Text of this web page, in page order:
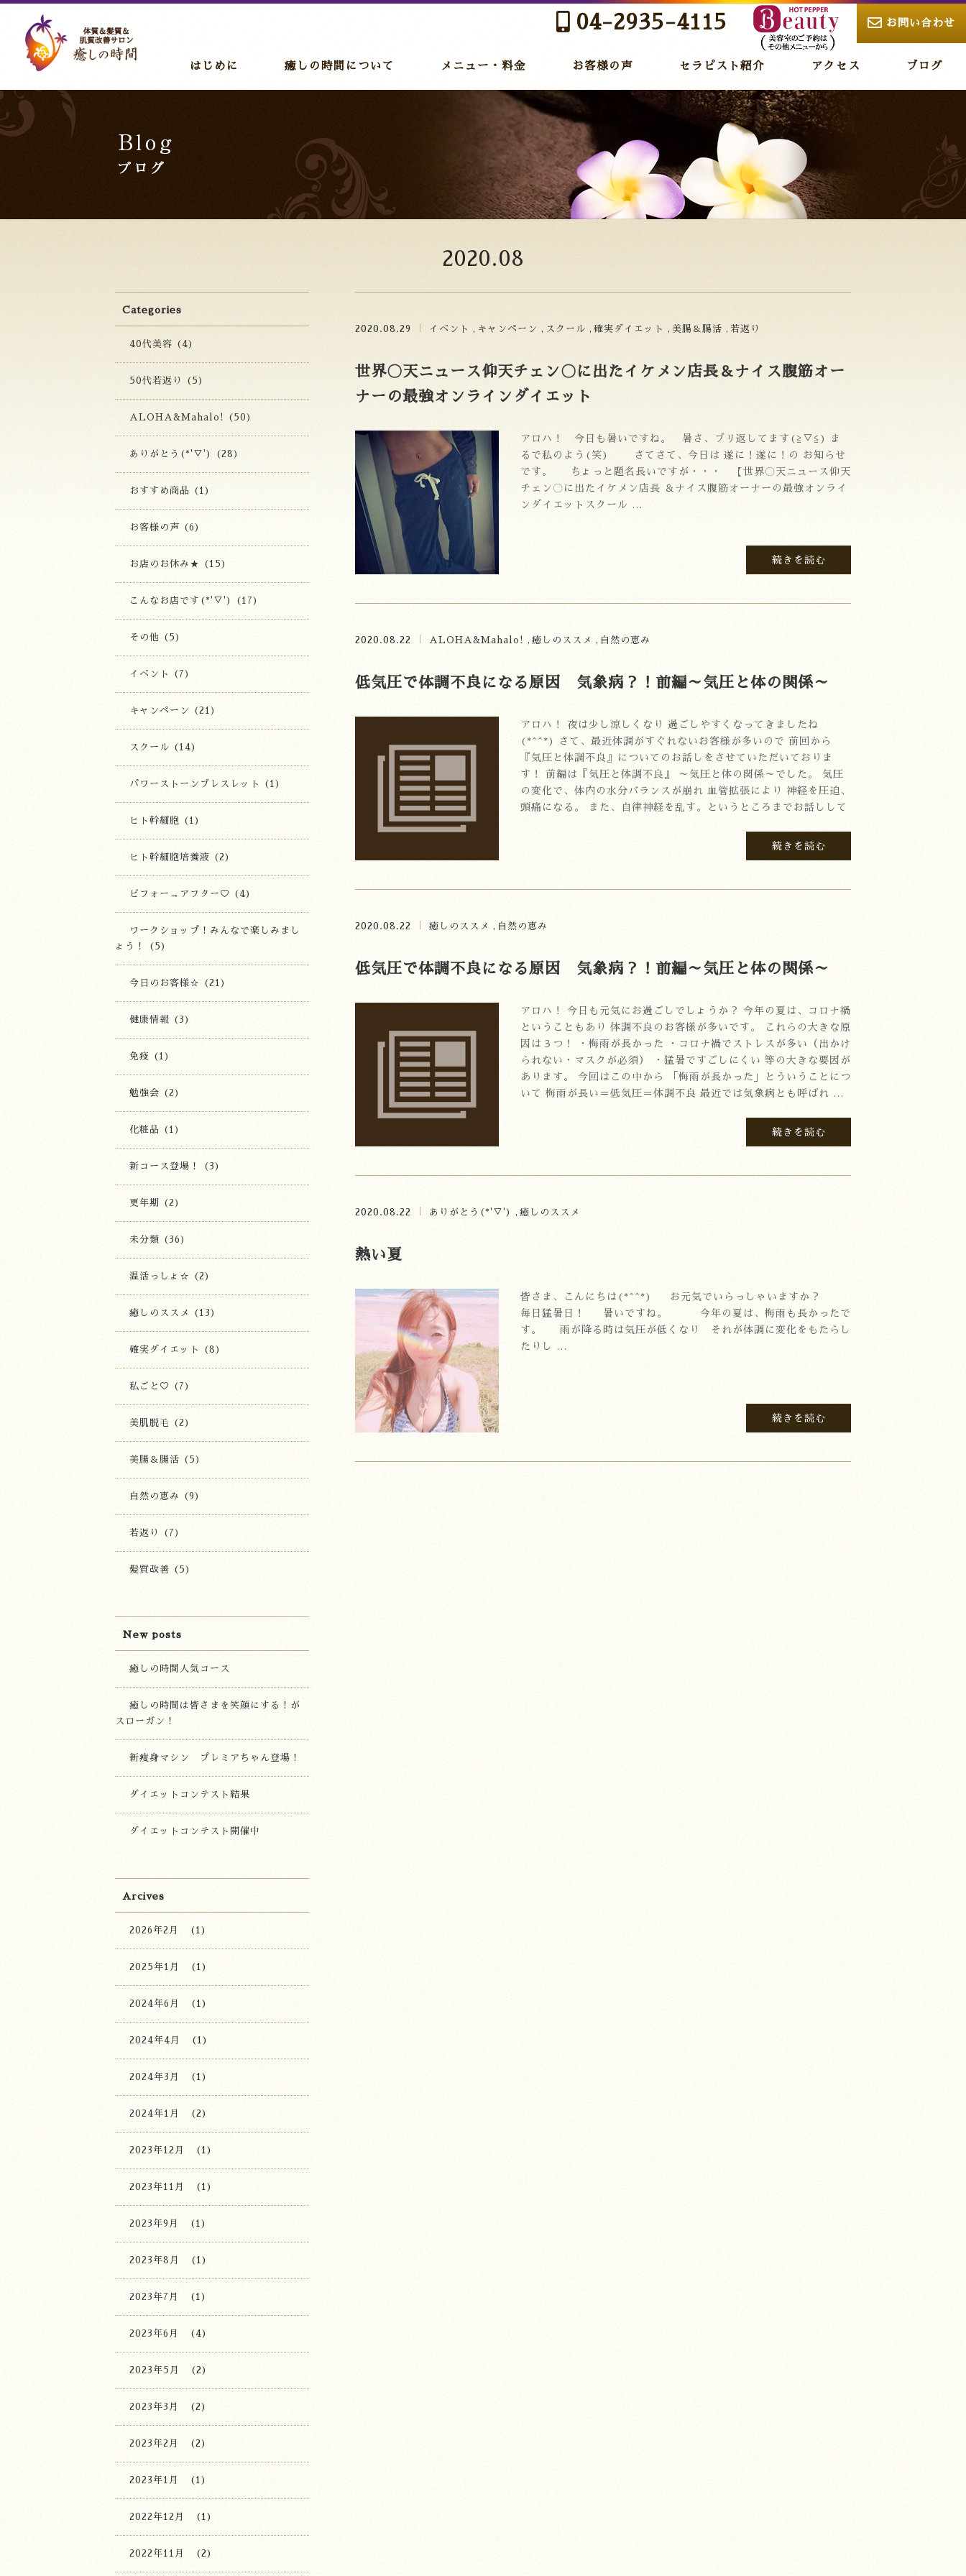
はじめに 癒しの時間について メニュー・料金 お客様の声 セラピスト紹介 アクセス ブログ
04-2935-4115 お問い合わせ
2020.08
2020.08.29 イベント キャンペーン スクール 確実ダイエット 美腸＆腸活 若返り
世界〇天ニュース仰天チェン〇に出たイケメン店長＆ナイス腹筋オー
ナーの最強オンラインダイエット
アロハ！ 今日も暑いですね。 暑さ、ブリ返してます(≧▽≦) ま
るで私のよう(笑) さてさて、今日は 遂に！遂に！の お知らせ
です。 ちょっと題名長いですが・・・ 【世界〇天ニュース仰天
チェン〇に出たイケメン店長 ＆ナイス腹筋オーナーの最強オンライ
ンダイエットスクール …
続きを読む
2020.08.22 ALOHA&Mahalo! 癒しのススメ 自然の恵み
低気圧で体調不良になる原因 気象病？！前編～気圧と体の関係～
アロハ！ 夜は少し涼しくなり 過ごしやすくなってきましたね
(*^^*) さて、最近体調がすぐれないお客様が多いので 前回から
『気圧と体調不良』についてのお話しをさせていただいておりま
す！ 前編は『気圧と体調不良』 ～気圧と体の関係～でした。 気圧
の変化で、体内の水分バランスが崩れ 血管拡張により 神経を圧迫、
頭痛になる。 また、自律神経を乱す。というところまでお話しして
続きを読む
2020.08.22 癒しのススメ 自然の恵み
低気圧で体調不良になる原因 気象病？！前編～気圧と体の関係～
アロハ！ 今日も元気にお過ごしでしょうか？ 今年の夏は、コロナ禍
ということもあり 体調不良のお客様が多いです。 これらの大きな原
因は３つ！ ・梅雨が長かった ・コロナ禍でストレスが多い（出かけ
られない・マスクが必須） ・猛暑ですごしにくい 等の大きな要因が
あります。 今回はこの中から 「梅雨が長かった」とういうことにつ
いて 梅雨が長い＝低気圧＝体調不良 最近では気象病とも呼ばれ …
続きを読む
2020.08.22 ありがとう(*'▽') 癒しのススメ
熱い夏
皆さま、こんにちは(*^^*) お元気でいらっしゃいますか？
毎日猛暑日！ 暑いですね。 今年の夏は、梅雨も長かったで
す。 雨が降る時は気圧が低くなり それが体調に変化をもたらし
たりし …
続きを読む
Categories
40代美容 (4)
50代若返り (5)
ALOHA&Mahalo! (50)
ありがとう(*'▽') (28)
おすすめ商品 (1)
お客様の声 (6)
お店のお休み★ (15)
こんなお店です(*'▽') (17)
その他 (5)
イベント (7)
キャンペーン (21)
スクール (14)
パワーストーンブレスレット (1)
ヒト幹細胞 (1)
ヒト幹細胞培養液 (2)
ビフォー→アフター♡ (4)
ワークショップ！みんなで楽しみまし
ょう！ (5)
今日のお客様☆ (21)
健康情報 (3)
免疫 (1)
勉強会 (2)
化粧品 (1)
新コース登場！ (3)
更年期 (2)
未分類 (36)
温活っしょ☆ (2)
癒しのススメ (13)
確実ダイエット (8)
私ごと♡ (7)
美肌脱毛 (2)
美腸＆腸活 (5)
自然の恵み (9)
若返り (7)
髪質改善 (5)
New posts
癒しの時間人気コース
癒しの時間は皆さまを笑顔にする！が
スローガン！
新痩身マシン プレミアちゃん登場！
ダイエットコンテスト結果
ダイエットコンテスト開催中
Arcives
2026年2月 (1)
2025年1月 (1)
2024年6月 (1)
2024年4月 (1)
2024年3月 (1)
2024年1月 (2)
2023年12月 (1)
2023年11月 (1)
2023年9月 (1)
2023年8月 (1)
2023年7月 (1)
2023年6月 (4)
2023年5月 (2)
2023年3月 (2)
2023年2月 (2)
2023年1月 (1)
2022年12月 (1)
2022年11月 (2)